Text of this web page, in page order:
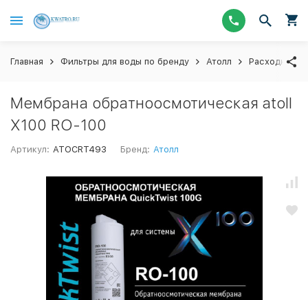
Главная Фильтры для воды по бренду Атолл Расходные
Мембрана обратноосмотическая atoll
X100 RO-100
Артикул: ATOCRT493 Бренд: Атолл